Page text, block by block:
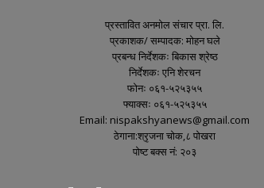
प्रस्तावित अनमोल संचार प्रा. लि.
प्रकाशक/ सम्पादक: मोहन घले
प्रबन्ध निर्देशकः बिकास श्रेष्ठ
निर्देशकः एनि शेरचन
फोनः ०६१-५२५३५५
फ्याक्सः ०६१-५२५३५५
Email: nispakshyanews@gmail.com
ठेगाना:श्रृजना चोक,८ पोखरा
पोष्ट बक्स नं: २०३